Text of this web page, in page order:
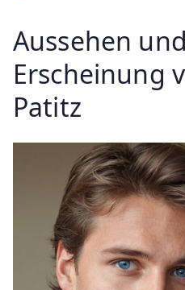
Aussehen
Erscheinung
Patitz